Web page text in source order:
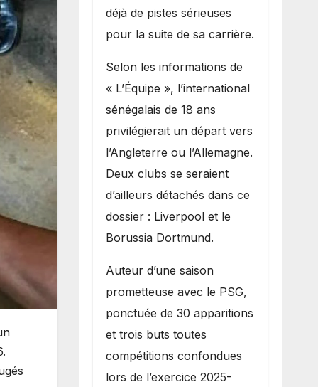
déjà de pistes sérieuses
pour la suite de sa carrière.
Selon les informations de
« L’Équipe », l’international
sénégalais de 18 ans
privilégierait un départ vers
l’Angleterre ou l’Allemagne.
Deux clubs se seraient
d’ailleurs détachés dans ce
dossier : Liverpool et le
Borussia Dortmund.
Auteur d’une saison
prometteuse avec le PSG,
ponctuée de 30 apparitions
et trois buts toutes
compétitions confondues
lors de l’exercice 2025-